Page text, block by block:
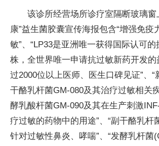
该诊所经营场所诊疗室隔断玻璃窗
康”益生菌胶囊宣传海报包含“增强免疫
敏”、“LP33是亚洲唯一获得国际认可
株，全世界唯一申请抗过敏新药开发的
过2000位以上医师、医生口碑见证”、
干酪乳杆菌GM-080及其治疗过敏相关
酵乳酸杆菌GM-090及其在生产刺激
疗过敏的药物中的用途”、“副干酪乳杆
针对过敏性鼻炎、哮喘”、“发酵乳杆菌